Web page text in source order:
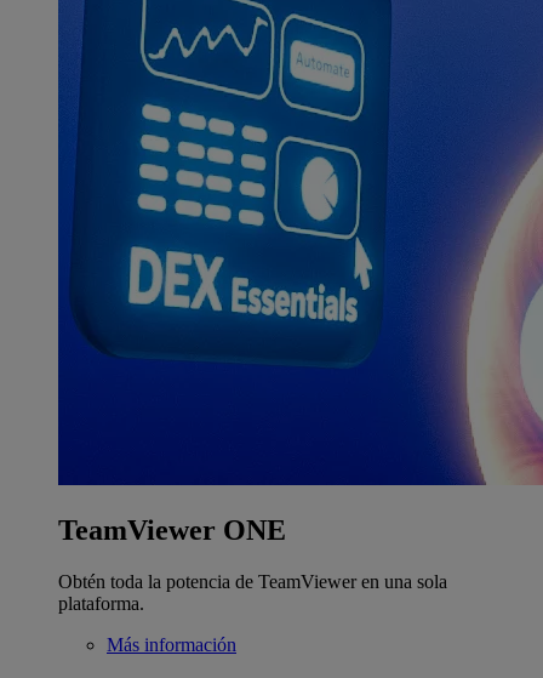
TeamViewer ONE
Obtén toda la potencia de TeamViewer en una sola
plataforma.
Más información